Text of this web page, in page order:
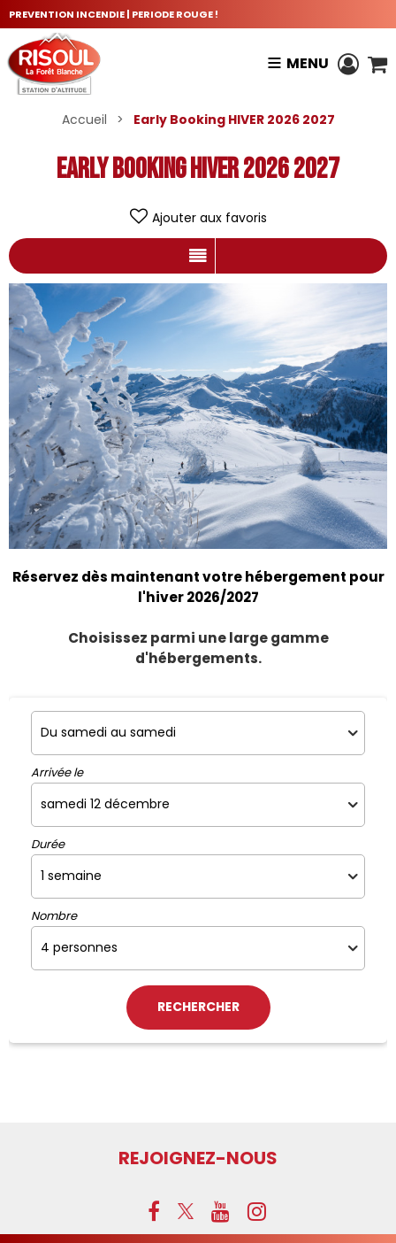
PREVENTION INCENDIE | PERIODE ROUGE !
MENU
Accueil > Early Booking HIVER 2026 2027
Early Booking HIVER 2026 2027
Ajouter aux favoris
Réservez dès maintenant votre hébergement pour
l'hiver 2026/2027
Choisissez parmi une large gamme
d'hébergements.
Arrivée le
Durée
Nombre
REJOIGNEZ-NOUS